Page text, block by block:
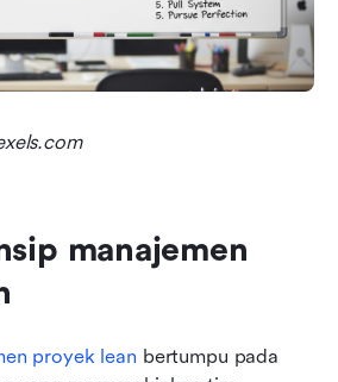
manajemen
proyek lean bertumpu pada